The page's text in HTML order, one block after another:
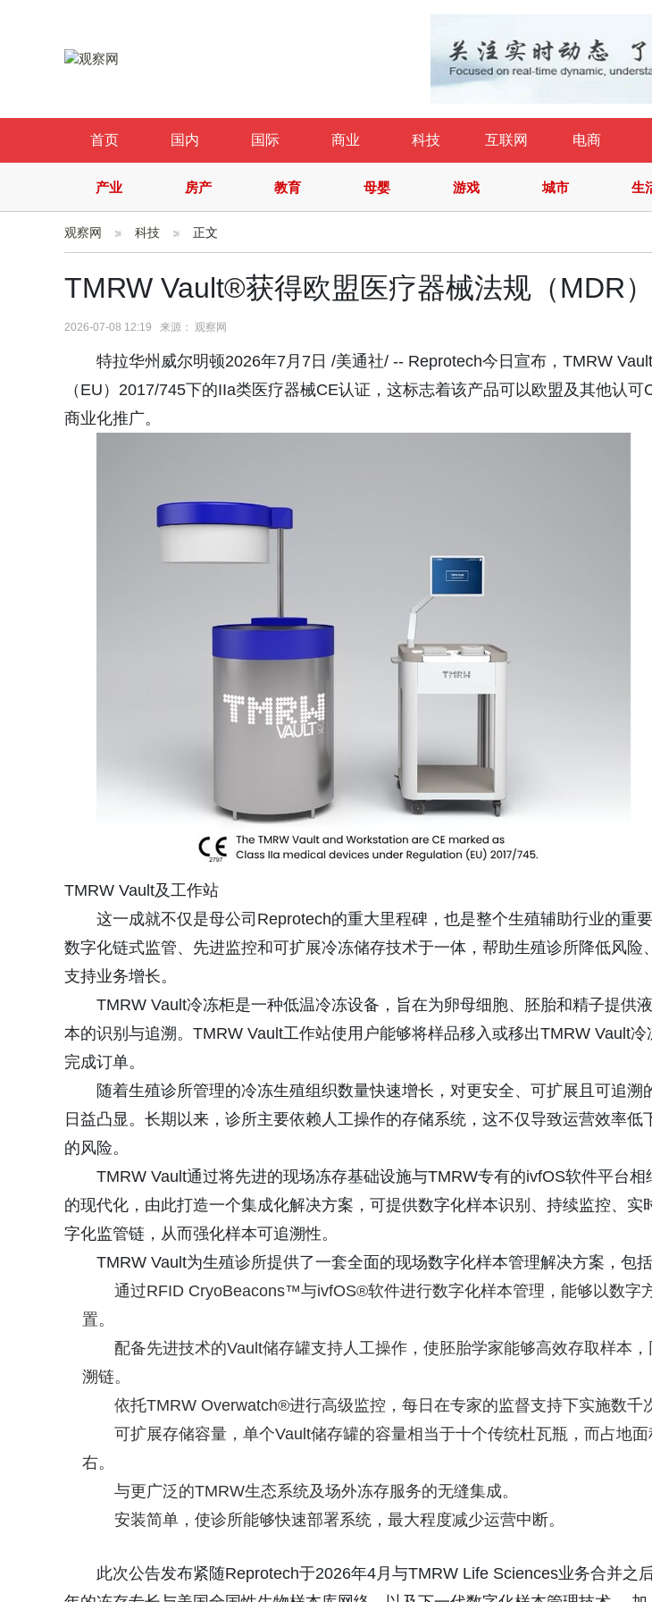
首页 国内 国际 商业 科技 互联网 电商
产业 房产 教育 母婴 游戏 城市 生
观察网 科技 正文
TMRW Vault®获得欧盟医疗器械法规（MDR
2026-07-08 12:19 来源： 观察网
特拉华州威尔明顿2026年7月7日 /美通社/ -- Reprotech今日宣布，TMRW
（EU）2017/745下的IIa类医疗器械CE认证，这标志着该产品可以欧盟及其他认
商业化推广。
TMRW Vault及工作站
这一成就不仅是母公司Reprotech的重大里程碑，也是整个生殖辅助行业的重
数字化链式监管、先进监控和可扩展冷冻储存技术于一体，帮助生殖诊所降低风险
支持业务增长。
TMRW Vault冷冻柜是一种低温冷冻设备，旨在为卵母细胞、胚胎和精子提供
本的识别与追溯。TMRW Vault工作站使用户能够将样品移入或移出TMRW Vault
完成订单。
随着生殖诊所管理的冷冻生殖组织数量快速增长，对更安全、可扩展且可追溯
日益凸显。长期以来，诊所主要依赖人工操作的存储系统，这不仅导致运营效率低
的风险。
TMRW Vault通过将先进的现场冻存基础设施与TMRW专有的ivfOS软件平台相
的现代化，由此打造一个集成化解决方案，可提供数字化样本识别、持续监控、实
字化监管链，从而强化样本可追溯性。
TMRW Vault为生殖诊所提供了一套全面的现场数字化样本管理解决方案，包括
通过RFID CryoBeacons™与ivfOS®软件进行数字化样本管理，能够以数字
置。
配备先进技术的Vault储存罐支持人工操作，使胚胎学家能够高效存取样本
溯链。
依托TMRW Overwatch®进行高级监控，每日在专家的监督支持下实施数千
可扩展存储容量，单个Vault储存罐的容量相当于十个传统杜瓦瓶，而占地
右。
与更广泛的TMRW生态系统及场外冻存服务的无缝集成。
安装简单，使诊所能够快速部署系统，最大程度减少运营中断。
此次公告发布紧随Reprotech于2026年4月与TMRW Life Sciences业务合并之